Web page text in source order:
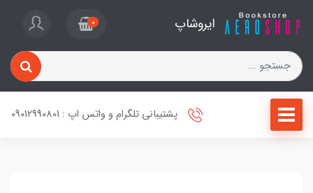
ایروشاپ 0
پشتیبانی تلگرام و واتس اپ : 09012990801